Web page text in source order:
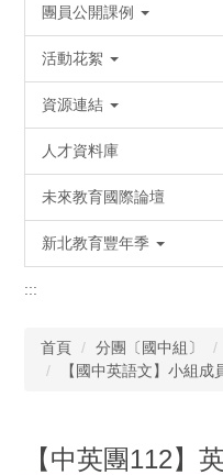
團員公開課例
活動花絮
資源連結
人才資料庫
未來教育國際論壇
新北教育豐年季
:::
首頁 分團〔國中組〕
【國中英語文】小組成
【中英團112】